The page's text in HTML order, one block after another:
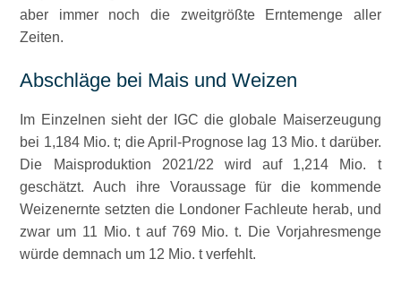
aber immer noch die zweitgrößte Erntemenge aller
Zeiten.
Abschläge bei Mais und Weizen
Im Einzelnen sieht der IGC die globale Maiserzeugung
bei 1,184 Mio. t; die April-Prognose lag 13 Mio. t darüber.
Die Maisproduktion 2021/22 wird auf 1,214 Mio. t
geschätzt. Auch ihre Voraussage für die kommende
Weizenernte setzten die Londoner Fachleute herab, und
zwar um 11 Mio. t auf 769 Mio. t. Die Vorjahresmenge
würde demnach um 12 Mio. t verfehlt.